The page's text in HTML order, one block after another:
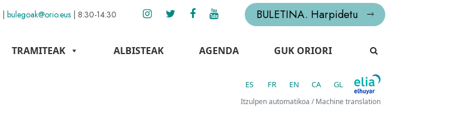
| bulegoak@orio.eus | 8:30-14:30 BULETINA. Harpidetu
TRAMITEAK ALBISTEAK AGENDA GUK ORIORI
ES FR EN CA GL
Itzulpen automatikoa / Machine translation